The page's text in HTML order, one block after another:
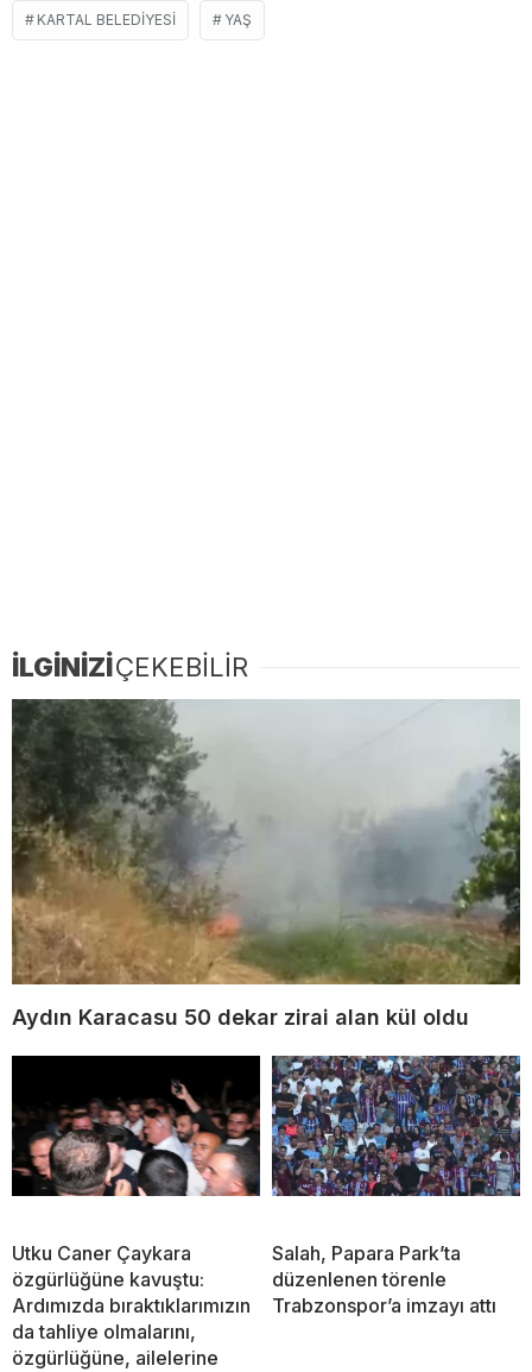
KARTAL BELEDIYESI YAŞ
İLGİNİZİÇEKEBİLİR
Aydın Karacasu 50 dekar zirai alan kül oldu
Utku Caner Çaykara
özgürlüğüne kavuştu:
Ardımızda bıraktıklarımızın
da tahliye olmalarını,
özgürlüğüne, ailelerine
Salah, Papara Park’ta
düzenlenen törenle
Trabzonspor’a imzayı attı